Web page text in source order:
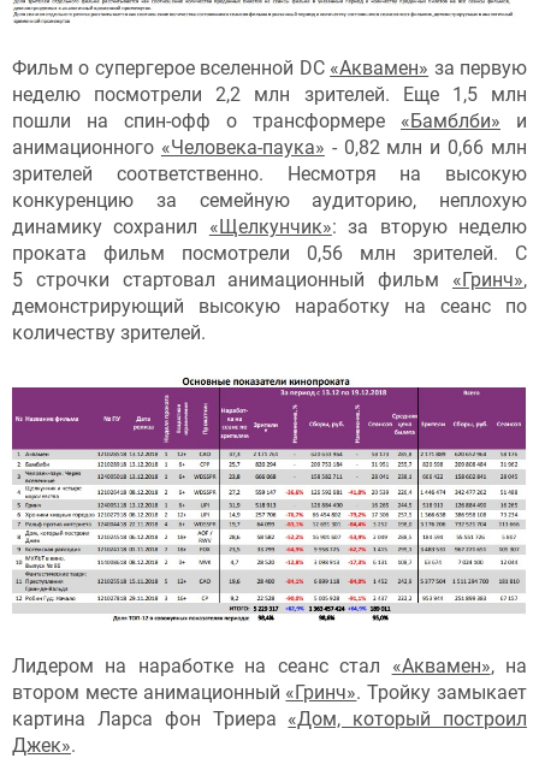
Фильм о супергерое вселенной DC «Аквамен» за первую
неделю посмотрели 2,2 млн зрителей. Еще 1,5 млн
пошли на спин-офф о трансформере «Бамблби» и
анимационного «Человека-паука» - 0,82 млн и 0,66 млн
зрителей соответственно. Несмотря на высокую
конкуренцию за семейную аудиторию, неплохую
динамику сохранил «Щелкунчик»: за вторую неделю
проката фильм посмотрели 0,56 млн зрителей. С
5 строчки стартовал анимационный фильм «Гринч»,
демонстрирующий высокую наработку на сеанс по
количеству зрителей.
Лидером на наработке на сеанс стал «Аквамен», на
втором месте анимационный «Гринч». Тройку замыкает
картина Ларса фон Триера «Дом, который построил
Джек».